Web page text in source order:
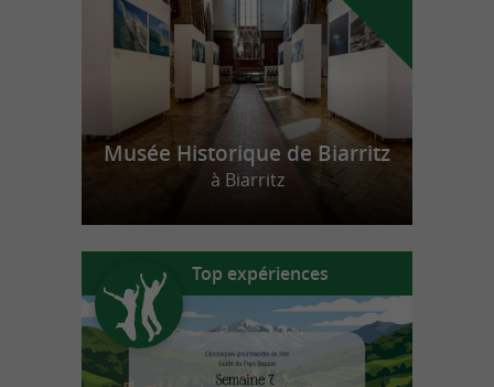
Musée Historique de Biarritz
à Biarritz
Top expériences